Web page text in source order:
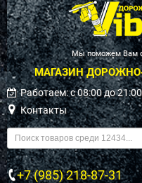
Мы поможем Вам
МАГАЗИН
Работаем: c 08:00 до
Контакты
+7 (985) 218-87-31